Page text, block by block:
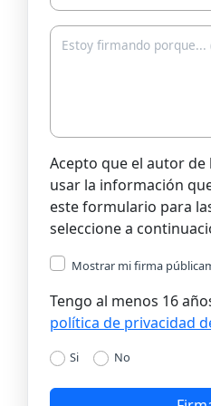
Acepto que el autor
usar la información
este formulario para
seleccione a
Mostrar mi firma
Tengo al menos 16
política de privacidad
Si No